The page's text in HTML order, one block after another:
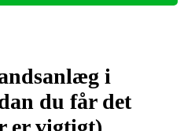
i
du får det